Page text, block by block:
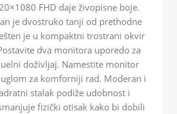
FHD daje živopisne boje.
je dvostruko tanji od prethodne
je u kompaktni trostrani okvir
dva monitora uporedo za
doživljaj. Namestite monitor
za komforniji rad. Moderan i
stalak podiže udobnost i
fizički otisak kako bi dobili